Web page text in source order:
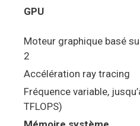
GPU
Moteur graphique basé
2
Accélération ray tracing
Fréquence variable,
TFLOPS)